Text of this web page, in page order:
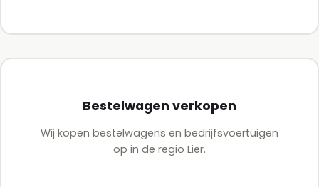
Bestelwagen verkopen
Wij kopen bestelwagens en bedrijfsvoertuigen
op in de regio Lier.